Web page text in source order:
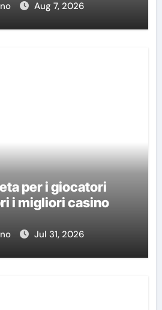
Aug 7, 2026
per i giocatori
i migliori casino
Jul 31, 2026